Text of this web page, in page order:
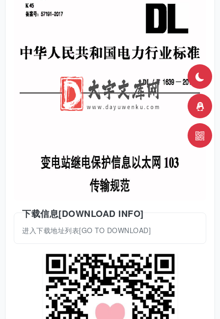
下载信息[DOWNLOAD INFO]
进入下载地址列表[GO TO DOWNLOAD]